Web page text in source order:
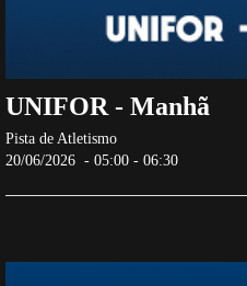
UNIFOR - Manhã
Pista de Atletismo
20/06/2026 - 05:00 - 06:30